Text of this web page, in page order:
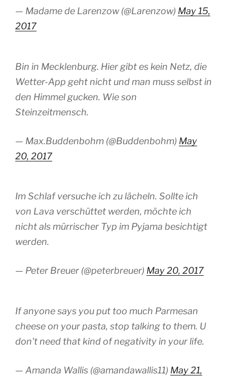
— Madame de Larenzow (@Larenzow) May 15,
2017
Bin in Mecklenburg. Hier gibt es kein Netz, die
Wetter-App geht nicht und man muss selbst in
den Himmel gucken. Wie son
Steinzeitmensch.
— Max.Buddenbohm (@Buddenbohm) May
20, 2017
Im Schlaf versuche ich zu lächeln. Sollte ich
von Lava verschüttet werden, möchte ich
nicht als mürrischer Typ im Pyjama besichtigt
werden.
— Peter Breuer (@peterbreuer) May 20, 2017
If anyone says you put too much Parmesan
cheese on your pasta, stop talking to them. U
don't need that kind of negativity in your life.
— Amanda Wallis (@amandawallis11) May 21,